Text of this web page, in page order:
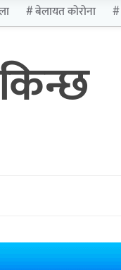
बेलायत कोरोना